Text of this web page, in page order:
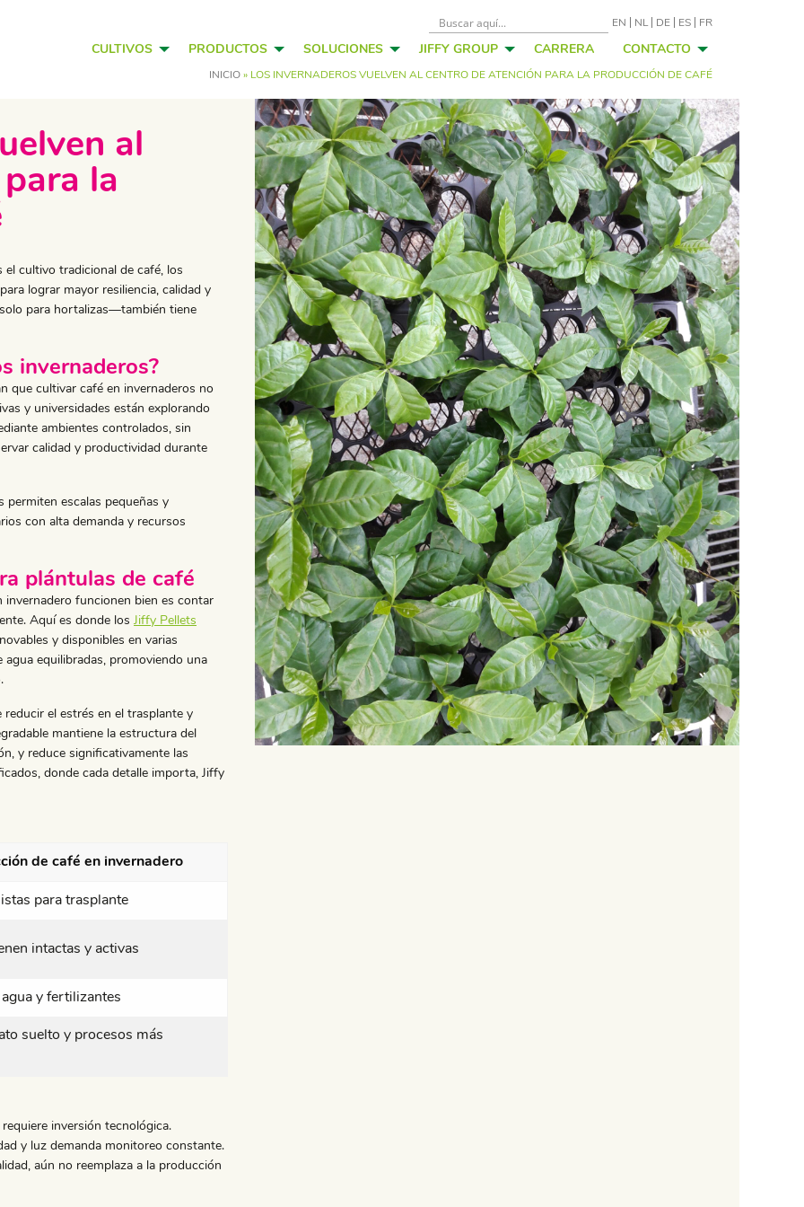
EN NL DE ES FR
CULTIVOS PRODUCTOS SOLUCIONES JIFFY GROUP CARRERA CONTACTO
INICIO» LOS INVERNADEROS VUELVEN AL CENTRO DE ATENCIÓN PARA LA PRODUCCIÓN DE CAFÉ
al
la
cultivo tradicional de café, los
lograr mayor resiliencia, calidad y
para hortalizas—también tiene
invernaderos?
que cultivar café en invernaderos no
y universidades están explorando
ambientes controlados, sin
calidad y productividad durante
permiten escalas pequeñas y
con alta demanda y recursos
plántulas de café
funcionen bien es contar
Aquí es donde los Jiffy Pellets
y disponibles en varias
equilibradas, promoviendo una
el estrés en el trasplante y
mantiene la estructura del
y reduce significativamente las
donde cada detalle importa, Jiffy
de café en invernadero
para trasplante
intactas y activas
y fertilizantes
suelto y procesos más
inversión tecnológica.
y luz demanda monitoreo constante.
aún no reemplaza a la producción